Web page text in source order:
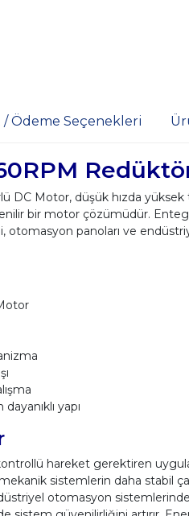
/ Ödeme Seçenekleri
DC Motor, düşük hızda
bir motor çözümüdür.
otomasyon panoları ve
yapı
kontrollü hareket gerektiren
sistemlerin daha stabil
otomasyon